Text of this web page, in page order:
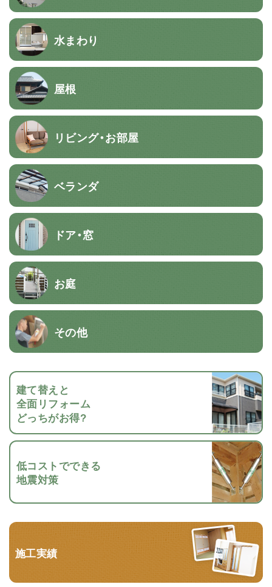
水まわり
屋根
リビング・お部屋
ベランダ
ドア・窓
お庭
その他
建て替えと
全面リフォーム
どっちがお得?
低コストでできる
地震対策
施工実績